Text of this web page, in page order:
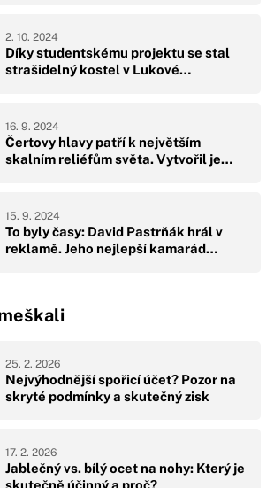
Díky studentskému projektu se stal
strašidelný kostel v Lukové…
2. 10. 2024
Čertovy hlavy patří k největším
skalním reliéfům světa. Vytvořil je…
16. 9. 2024
To byly časy: David Pastrňák hrál v
reklamě. Jeho nejlepší kamarád…
15. 9. 2024
Nejvýhodnější spořicí účet? Pozor na
skryté podmínky a skutečný zisk
25. 2. 2026
Jablečný vs. bílý ocet na nohy: Který je
skutečně účinný a proč?
17. 2. 2026